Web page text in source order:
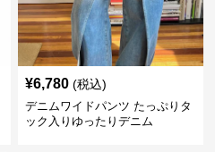
¥6,780 (税込)
デニムワイドパンツ たっぷりタ
ック入りゆったりデニム